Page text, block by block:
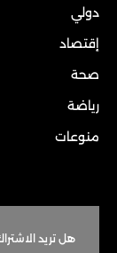
دولي
إقتصاد
صحة
رياضة
منوعات
هل تريد